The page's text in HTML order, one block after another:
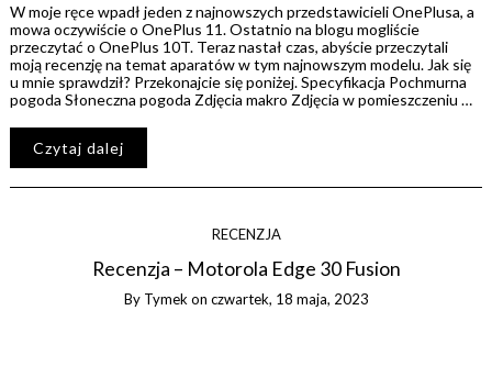
W moje ręce wpadł jeden z najnowszych przedstawicieli OnePlusa, a
mowa oczywiście o OnePlus 11. Ostatnio na blogu mogliście
przeczytać o OnePlus 10T. Teraz nastał czas, abyście przeczytali
moją recenzję na temat aparatów w tym najnowszym modelu. Jak się
u mnie sprawdził? Przekonajcie się poniżej. Specyfikacja Pochmurna
pogoda Słoneczna pogoda Zdjęcia makro Zdjęcia w pomieszczeniu …
Czytaj dalej
RECENZJA
Recenzja – Motorola Edge 30 Fusion
By Tymek on czwartek, 18 maja, 2023